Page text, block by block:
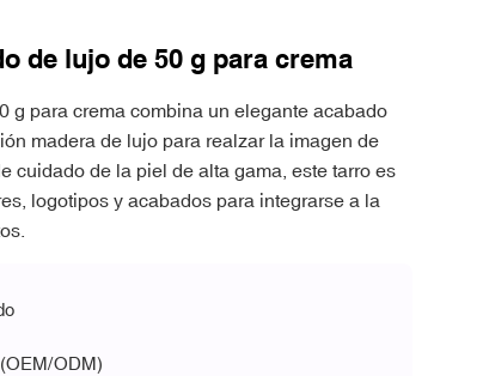
de lujo de 50 g para crema
g para crema combina un elegante acabado
madera de lujo para realzar la imagen de
cuidado de la piel de alta gama, este tarro es
logotipos y acabados para integrarse a la
(OEM/ODM)